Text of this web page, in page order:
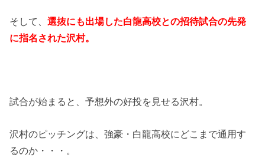
そして、選抜にも出場した白龍高校との招待試合の先発
に指名された沢村。
試合が始まると、予想外の好投を見せる沢村。
沢村のピッチングは、強豪・白龍高校にどこまで通用す
るのか・・・。